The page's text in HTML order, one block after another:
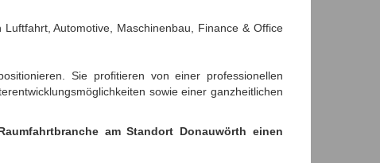
Automotive, Maschinenbau, Finance & Office
Sie profitieren von einer professionellen
sowie einer ganzheitlichen
am Standort Donauwörth einen